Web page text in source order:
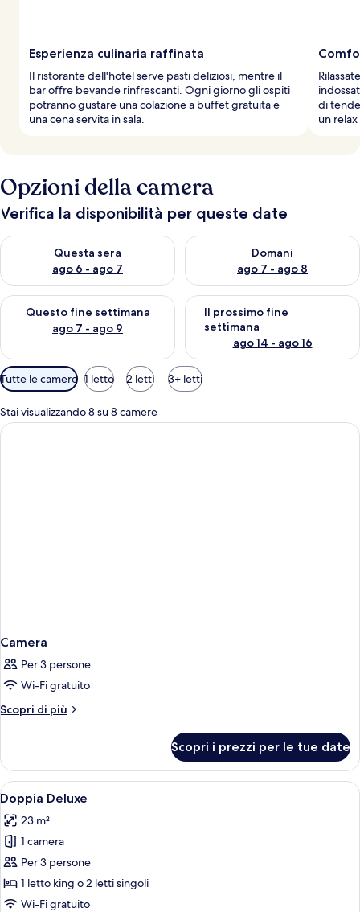
Esperienza culinaria raffinata
Il ristorante dell'hotel serve pasti deliziosi, mentre il
bar offre bevande rinfrescanti. Ogni giorno gli ospiti
potranno gustare una colazione a buffet gratuita e
una cena servita in sala.
di
un
Opzioni della camera
Verifica la disponibilità per queste date
Questa sera
ago 6 - ago 7
Verifica la disponibilità per questa sera, ago 6 - ago 7
Domani
ago 7 - ago 8
Verifica la disponibilità per
Questo fine settimana
ago 7 - ago 9
Verifica la disponibilità per questo fine settimana, ago 7 - ago
Il prossimo fine
settimana
ago 14 - ago 16
Verifica la disponibilità per il
Filtri
disponibili
per
le
Tutte le camere 1 letto 2 letti 3+ letti
Stai visualizzando 8 su 8 camere
Camera
Per 3 persone
Wi-Fi gratuito
Scopri di più
Altri
Scopri i prezzi per le tue date
Apri
tutte
le
foto
per
Doppia
Deluxe
Una camera d'albergo con un letto
22
Doppia Deluxe
23 m²
1 camera
Per 3 persone
1 letto king o 2 letti singoli
Wi-Fi gratuito